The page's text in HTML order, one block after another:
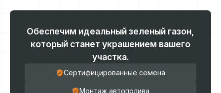
Обеспечим идеальный зеленый газон,
который станет украшением вашего
участка.
Сертифицированные семена
Монтаж автополива